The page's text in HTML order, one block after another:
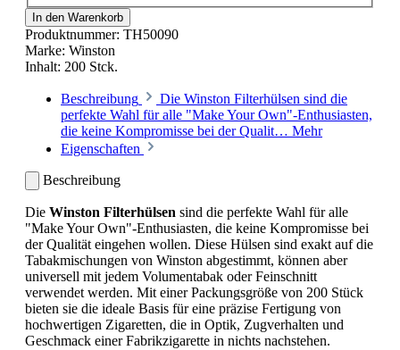
In den Warenkorb
Produktnummer: TH50090
Marke: Winston
Inhalt: 200 Stck.
Beschreibung
Die Winston Filterhülsen sind die
perfekte Wahl für alle "Make Your Own"-Enthusiasten,
die keine Kompromisse bei der Qualit… Mehr
Eigenschaften
Beschreibung
Die Winston Filterhülsen sind die perfekte Wahl für alle
"Make Your Own"-Enthusiasten, die keine Kompromisse bei
der Qualität eingehen wollen. Diese Hülsen sind exakt auf die
Tabakmischungen von Winston abgestimmt, können aber
universell mit jedem Volumentabak oder Feinschnitt
verwendet werden. Mit einer Packungsgröße von 200 Stück
bieten sie die ideale Basis für eine präzise Fertigung von
hochwertigen Zigaretten, die in Optik, Zugverhalten und
Geschmack einer Fabrikzigarette in nichts nachstehen.